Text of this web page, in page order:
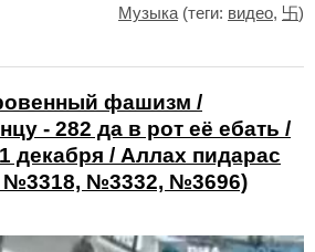
Музыка (теги: видео, 卐)
фашизм /
- 282 да в рот её ебать /
декабря / Аллах пидарас
№3332, №3696)